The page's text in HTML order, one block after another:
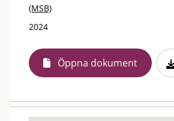
(MSB)
2024
Öppna dokument